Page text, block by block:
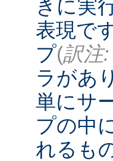
きに実
表現で
プ(訳注:
ラがあ
単にサ
プの中
れるも